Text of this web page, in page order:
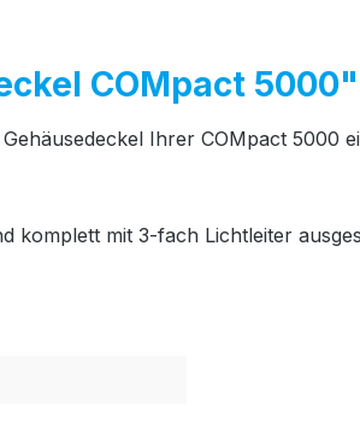
COMpact 5000"
Ihrer COMpact
komplett mit 3-fach Lichtleiter